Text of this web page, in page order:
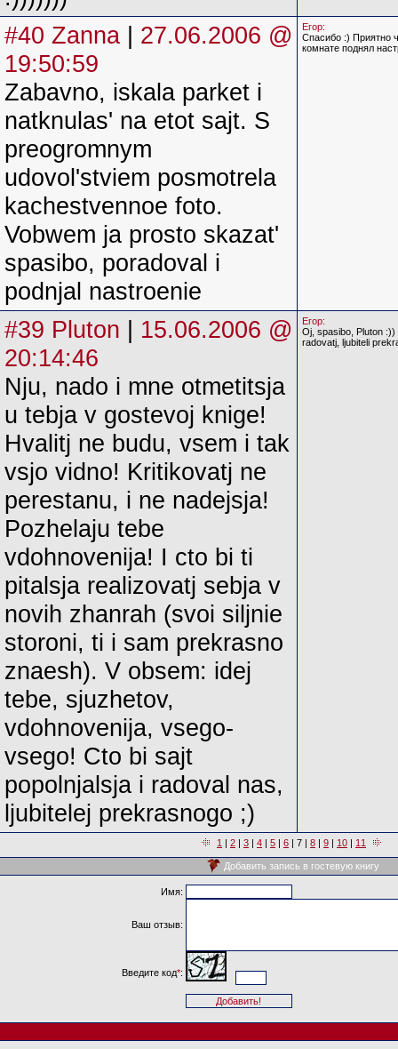
#40 Zanna | 27.06.2006 @
19:50:59
Zabavno, iskala parket i
natknulas' na etot sajt. S
preogromnym
udovol'stviem posmotrela
kachestvennoe foto.
Vobwem ja prosto skazat'
spasibo, poradoval i
podnjal nastroenie
Егор:
Спасибо :) Приятно
комнате поднял
#39 Pluton | 15.06.2006 @
20:14:46
Nju, nado i mne otmetitsja
u tebja v gostevoj knige!
Hvalitj ne budu, vsem i tak
vsjo vidno! Kritikovatj ne
perestanu, i ne nadejsja!
Pozhelaju tebe
vdohnovenija! I cto bi ti
pitalsja realizovatj sebja v
novih zhanrah (svoi siljnie
storoni, ti i sam prekrasno
znaesh). V obsem: idej
tebe, sjuzhetov,
vdohnovenija, vsego-
vsego! Cto bi sajt
popolnjalsja i radoval nas,
ljubitelej prekrasnogo ;)
Егор:
Oj, spasibo, Pluton
radovatj, ljubiteli
1 | 2 | 3 | 4 | 5 | 6 | 7 | 8 | 9 | 10 | 11
Добавить запись в гостевую книгу
Имя:
Ваш отзыв:
Введите код*: